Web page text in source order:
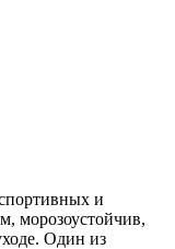
и
морозоустойчив,
Один из